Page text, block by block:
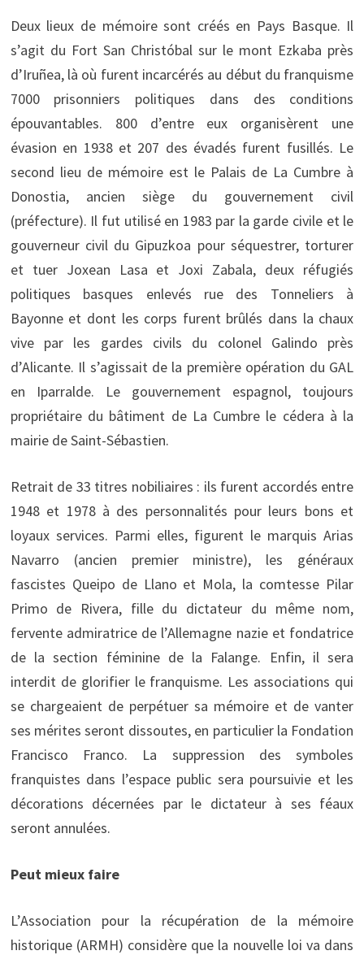
Deux lieux de mémoire sont créés en Pays Basque. Il
s’agit du Fort San Christóbal sur le mont Ezkaba près
d’Iruñea, là où furent incarcérés au début du franquisme
7000 prisonniers politiques dans des conditions
épouvantables. 800 d’entre eux organisèrent une
évasion en 1938 et 207 des évadés furent fusillés. Le
second lieu de mémoire est le Palais de La Cumbre à
Donostia, ancien siège du gouvernement civil
(préfecture). Il fut utilisé en 1983 par la garde civile et le
gouverneur civil du Gipuzkoa pour séquestrer, torturer
et tuer Joxean Lasa et Joxi Zabala, deux réfugiés
politiques basques enlevés rue des Tonneliers à
Bayonne et dont les corps furent brûlés dans la chaux
vive par les gardes civils du colonel Galindo près
d’Alicante. Il s’agissait de la première opération du GAL
en Iparralde. Le gouvernement espagnol, toujours
propriétaire du bâtiment de La Cumbre le cédera à la
mairie de Saint-Sébastien.
Retrait de 33 titres nobiliaires : ils furent accordés entre
1948 et 1978 à des personnalités pour leurs bons et
loyaux services. Parmi elles, figurent le marquis Arias
Navarro (ancien premier ministre), les généraux
fascistes Queipo de Llano et Mola, la comtesse Pilar
Primo de Rivera, fille du dictateur du même nom,
fervente admiratrice de l’Allemagne nazie et fondatrice
de la section féminine de la Falange. Enfin, il sera
interdit de glorifier le franquisme. Les associations qui
se chargeaient de perpétuer sa mémoire et de vanter
ses mérites seront dissoutes, en particulier la Fondation
Francisco Franco. La suppression des symboles
franquistes dans l’espace public sera poursuivie et les
décorations décernées par le dictateur à ses féaux
seront annulées.
Peut mieux faire
L’Association pour la récupération de la mémoire
historique (ARMH) considère que la nouvelle loi va dans